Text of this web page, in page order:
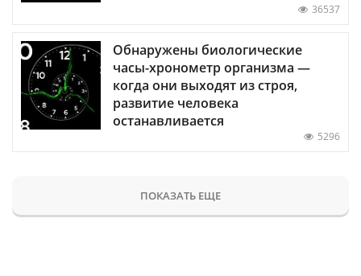
36537
Обнаружены биологические
часы-хронометр организма —
когда они выходят из строя,
развитие человека
останавливается
5296
ПОКАЗАТЬ ЕЩЕ